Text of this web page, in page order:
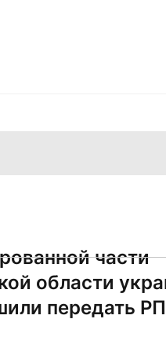
части
области
передать